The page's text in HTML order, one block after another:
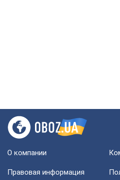
О компании
Правовая информация